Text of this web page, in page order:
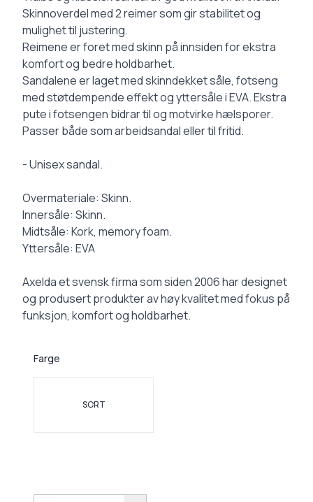
Skinnoverdel med 2 reimer som gir stabilitet og
mulighet til justering.
Reimene er foret med skinn på innsiden for ekstra
komfort og bedre holdbarhet.
Sandalene er laget med skinndekket såle, fotseng
med støtdempende effekt og yttersåle i EVA. Ekstra
pute i fotsengen bidrar til og motvirke hælsporer.
Passer både som arbeidsandal eller til fritid.
- Unisex sandal.
Overmateriale: Skinn.
Innersåle: Skinn.
Midtsåle: Kork, memory foam.
Yttersåle: EVA
Axelda et svensk firma som siden 2006 har designet
og produsert produkter av høy kvalitet med fokus på
funksjon, komfort og holdbarhet.
Farge
Velg en Farge
SORT